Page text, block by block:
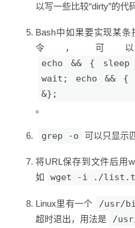
以写一些比较“dirty”的代
Bash中如果要实现某
令，可
echo && {
wait; echo && {
&};
。
grep -o 可以只显示
将URL保存到文件后用
如
wget -i ./
Linux里有一个 /usr/
超时退出，用法是
/